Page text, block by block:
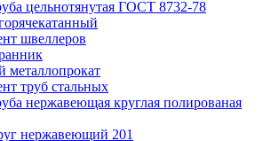
цельнотянутая ГОСТ 8732-78
швеллеров
труб стальных
нержавеющая круглая полированая
нержавеющий 201